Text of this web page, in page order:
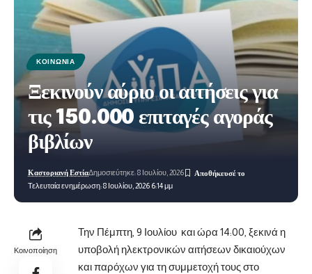
ΚΟΙΝΩΝΊΑ
Ξεκινούν αύριο οι αιτήσεις για
τις 150.000 επιταγές αγοράς
βιβλίων
Τελευταία ενημέρωση: 8 Ιουλίου, 2026 6:14 μμ
Καστοριανή ΕστίαΔημοσιεύτηκε: 8 Ιουλίου, 2026
Κοινοποίηση
Την Πέμπτη, 9 Ιουλίου και ώρα 14:00, ξεκινά η
υποβολή ηλεκτρονικών αιτήσεων δικαιούχων
και παρόχων για τη συμμετοχή τους στο